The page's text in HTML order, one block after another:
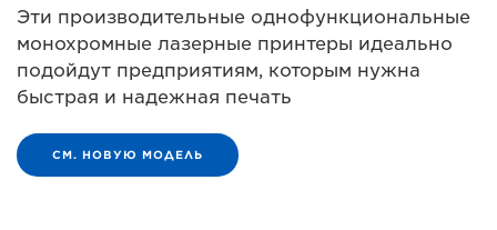
Эти производительные однофункциональные
монохромные лазерные принтеры идеально
подойдут предприятиям, которым нужна
быстрая и надежная печать
СМ. НОВУЮ МОДЕЛЬ